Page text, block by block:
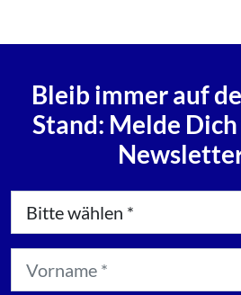
Bleib immer auf
Stand: Melde